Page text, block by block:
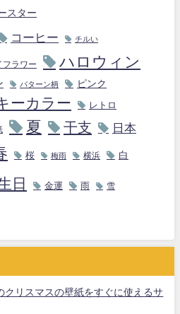
スター
コーヒー チルい
フラワー ハロウィン
パターン柄 ピンク
ーカラー レトロ
夏 干支 日本
桜 梅雨 横浜 白
日 金運 雨 雪
クリスマスの壁紙をすぐに使えるサ